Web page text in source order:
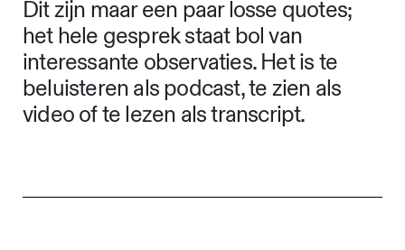
Dit zijn maar een paar losse quotes;
het hele gesprek staat bol van
interessante observaties. Het is te
beluisteren als podcast, te zien als
video of te lezen als transcript.